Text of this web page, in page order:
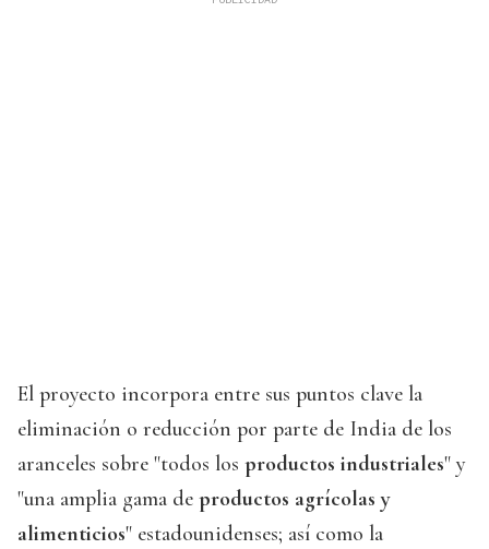
El proyecto incorpora entre sus puntos clave la
eliminación o reducción por parte de India de los
aranceles sobre "todos los productos industriales" y
"una amplia gama de productos agrícolas y
alimenticios" estadounidenses; así como la